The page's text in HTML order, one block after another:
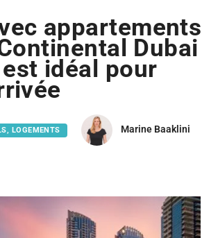
appartements
Dubai
idéal pour
LOGEMENTS Marine Baaklini